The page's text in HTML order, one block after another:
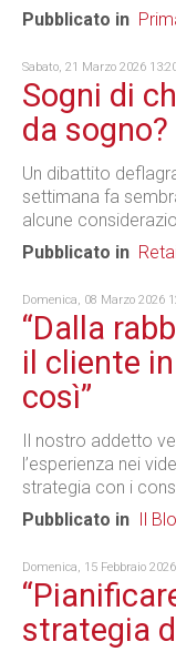
Pubblicato in
Sabato, 21 Marzo 2026
Sogni di
da sogno?
Un dibattito
settimana fa
alcune
Pubblicato in
Domenica, 08 Marzo 2026
“Dalla
il cliente
così”
Il nostro addetto
l’esperienza nei
strategia con i
Pubblicato in
Il
Domenica, 15 Febbraio
strategia